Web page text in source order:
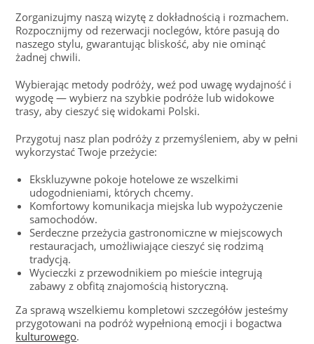
Zorganizujmy naszą wizytę z dokładnością i rozmachem.
Rozpocznijmy od rezerwacji noclegów, które pasują do
naszego stylu, gwarantując bliskość, aby nie ominąć
żadnej chwili.
Wybierając metody podróży, weź pod uwagę wydajność i
wygodę — wybierz na szybkie podróże lub widokowe
trasy, aby cieszyć się widokami Polski.
Przygotuj nasz plan podróży z przemyśleniem, aby w pełni
wykorzystać Twoje przeżycie:
Ekskluzywne pokoje hotelowe ze wszelkimi
udogodnieniami, których chcemy.
Komfortowy komunikacja miejska lub wypożyczenie
samochodów.
Serdeczne przeżycia gastronomiczne w miejscowych
restauracjach, umożliwiające cieszyć się rodzimą
tradycją.
Wycieczki z przewodnikiem po mieście integrują
zabawy z obfitą znajomością historyczną.
Za sprawą wszelkiemu kompletowi szczegółów jesteśmy
przygotowani na podróż wypełnioną emocji i bogactwa
kulturowego.